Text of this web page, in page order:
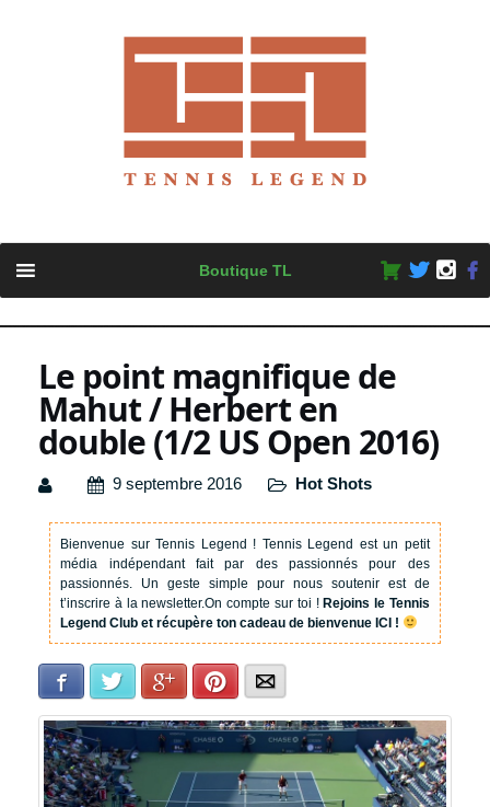
content
Boutique TL
Le point magnifique de
Mahut / Herbert en
double (1/2 US Open 2016)
9 septembre 2016 Hot Shots
Bienvenue sur Tennis Legend ! Tennis Legend est un petit
média indépendant fait par des passionnés pour des
passionnés. Un geste simple pour nous soutenir est de
t’inscrire à la newsletter.On compte sur toi !Rejoins le Tennis
Legend Club et récupère ton cadeau de bienvenue ICI !
Facebook Twitter Google+Pinterest